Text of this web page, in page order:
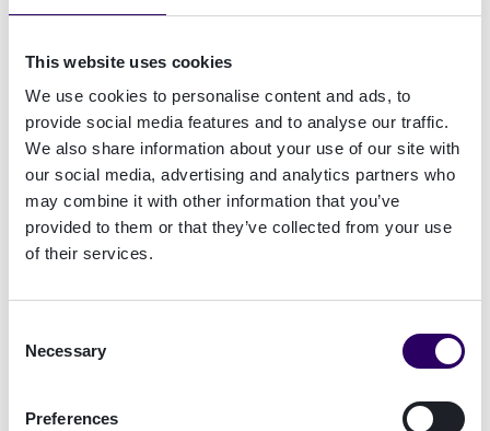
This website uses cookies
We use cookies to personalise content and ads, to
provide social media features and to analyse our traffic.
We also share information about your use of our site with
our social media, advertising and analytics partners who
may combine it with other information that you’ve
provided to them or that they’ve collected from your use
of their services.
Selection
Necessary
Preferences
for digitale tjenester. Våre undersøkelser av
forbrukernes holdning til innrullering, viser at
leverandører av finansielle tjenester sliter med å
holde tritt med forbrukernes digitale krav" sa
Asger Hattel, administrerende direktør i
Signicat. “Hvert år brukes milliarder på
smarteste menneskene i bransjen - og det
begynner å søke om finansielle produkter. Det er
hvordan de kan forbedre kundeopplevelsen, for å